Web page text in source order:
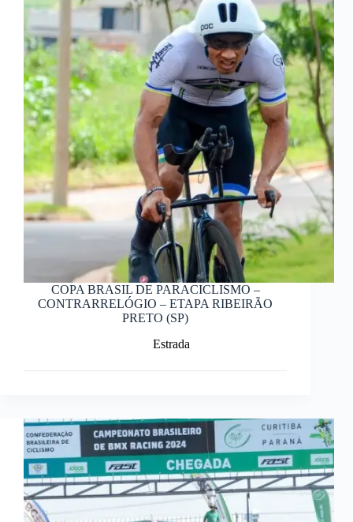
COPA BRASIL DE PARACICLISMO –
CONTRARRELÓGIO – ETAPA RIBEIRÃO
PRETO (SP)
Estrada